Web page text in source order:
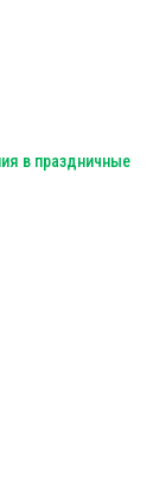
в праздничные